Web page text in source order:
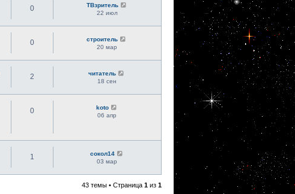
0
ТВзритель
22 июл
0
строитель
20 мар
2
читатель
18 сен
0
koto
06 апр
1
сокол14
03 мар
43 темы • Страница 1 из 1